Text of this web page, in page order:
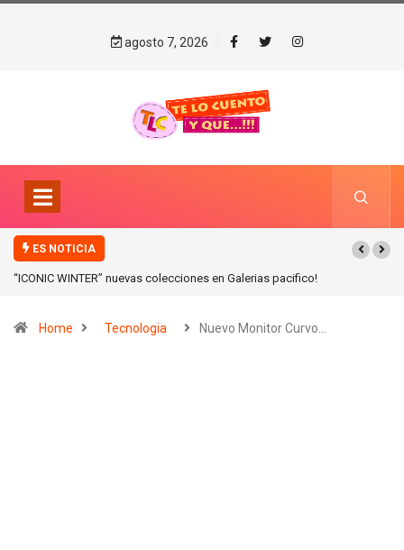
agosto 7, 2026
ES NOTICIA
“ICONIC WINTER” nuevas colecciones en Galerias pacifico!
Home Tecnologia Nuevo Monitor Curvo…